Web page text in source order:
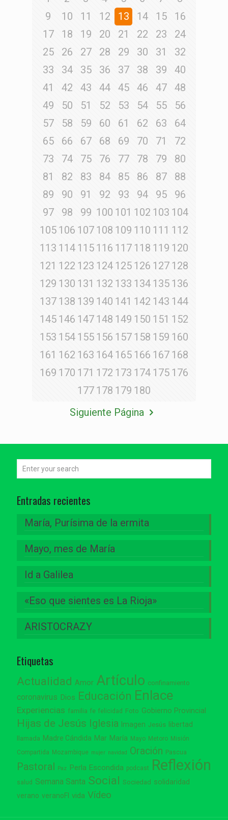
9
10 11 12 13 14 15
16
17
18 19 20 21 22 23
24
25
26 27 28 29 30 31
32
33
34 35 36 37 38 39
40
41
42 43 44 45 46 47
48
49
50 51 52 53 54 55
56
57
58 59 60 61 62 63
64
65
66 67 68 69 70 71
72
73
74 75 76 77 78 79
80
81
82 83 84 85 86 87
88
89
90 91 92 93 94 95
96
97
98 99 100 101 102 103 104
105 106 107 108 109 110 111 112
113 114 115 116 117 118 119 120
121 122 123 124 125 126 127 128
129 130 131 132 133 134 135 136
137 138 139 140 141 142 143 144
145 146 147 148 149 150 151 152
153 154 155 156 157 158 159 160
161 162 163 164 165 166 167 168
169 170 171 172 173 174 175 176
177 178 179 180
Siguiente Página
Entradas recientes
María, Purísima de la ermita
Mayo, mes de María
Id a Galilea
«Eso que sientes es La Rioja»
ARISTOCRAZY
Etiquetas
Actualidad Amor Artículo confinamiento
coronavirus Dios Educación Enlace
Experiencias familia fe felicidad Foto Gobierno Provincial
Hijas de Jesús Iglesia Imagen Jesús libertad
llamada Madre Cándida Mar María Mayo Metoro Misión
Compartida Mozambique mujer navidad Oración Pascua
Pastoral Paz Perla Escondida podcast Reflexión
salud Semana Santa Social Sociedad solidaridad
verano veranoFI vida Vídeo